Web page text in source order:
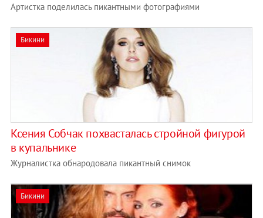
Артистка поделилась пикантными фотографиями
Бикини
Ксения Собчак похвасталась стройной фигурой
в купальнике
Журналистка обнародовала пикантный снимок
Бикини